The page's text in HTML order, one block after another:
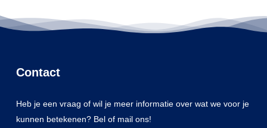
Contact
Heb je een vraag of wil je meer informatie over wat we voor je
kunnen betekenen? Bel of mail ons!